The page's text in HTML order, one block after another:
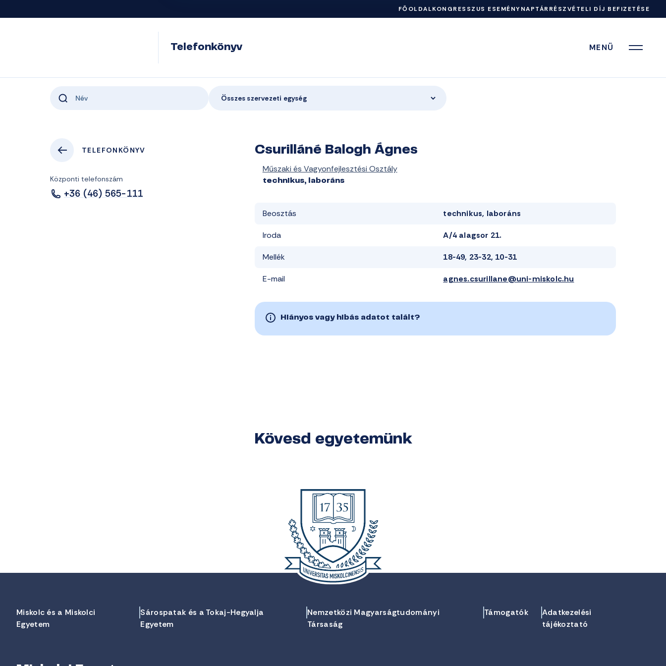
FŐOLDALKONGRESSZUS ESEMÉNYNAPTÁRRÉSZVÉTELI DÍJ BEFIZETÉSE
Telefonkönyv MENÜ
Összes szervezeti egység
TELEFONKÖNYV
Központi telefonszám
+36 (46) 565-111
Csurilláné Balogh Ágnes
Műszaki és Vagyonfejlesztési Osztály
technikus, laboráns
Beosztás technikus, laboráns
Iroda A/4 alagsor 21.
Mellék 18-49, 23-32, 10-31
E-mail agnes.csurillane@uni-miskolc.hu
Hiányos vagy hibás adatot talált?
Kövesd egyetemünk
Miskolc és a Miskolci
Egyetem
Sárospatak és a Tokaj-Hegyalja
Egyetem
Nemzetközi Magyarságtudományi
Társaság
Támogatók
Adatkezelési
tájékoztató